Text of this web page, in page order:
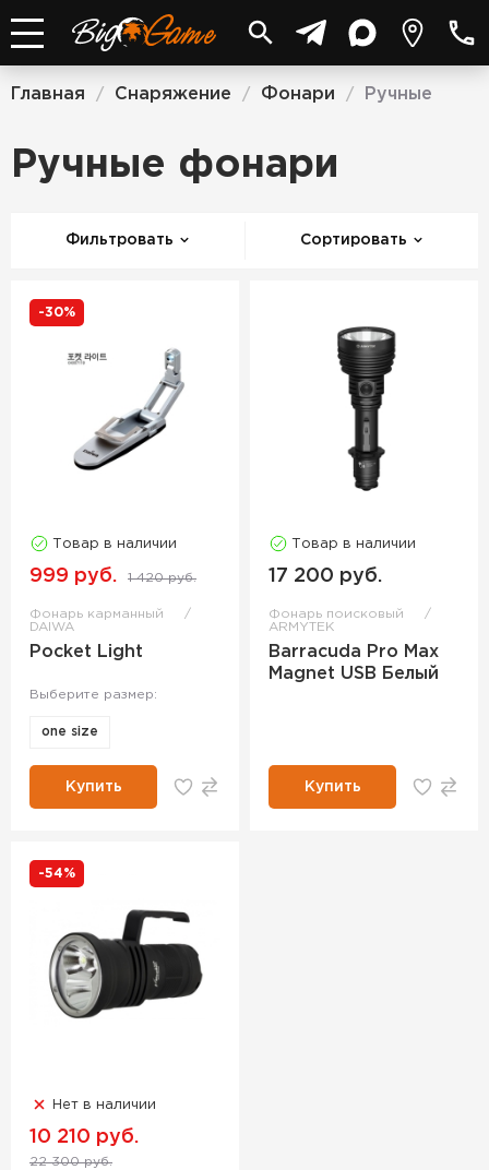
Главная / Снаряжение / Фонари / Ручные
Ручные фонари
Фильтровать Сортировать
-30%
Товар в наличии
999 руб. 1 420 руб.
Фонарь карманный
DAIWA
Pocket Light
Выберите размер:
one size
Купить
Товар в наличии
17 200 руб.
Фонарь поисковый
ARMYTEK
Barracuda Pro Max
Magnet USB Белый
Купить
-54%
Нет в наличии
10 210 руб.
22 300 руб.